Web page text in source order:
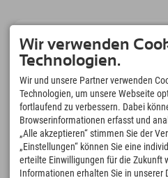
Upload Deiner #ExplorerMoments,
Explorer To Go mit Buchungsübersicht,
downloaden!
Zeit für Explorer Moments
166
Bergseen und Erlebnisbäder
Wir verwenden
Technologien.
Wir und unsere Partner verwenden
Technologien, um unsere Webseite
fortlaufend zu verbessern. Dabei
Browserinformationen erfasst und
„Alle akzeptieren“ stimmen Sie der
„Einstellungen“ können Sie eine
erteilte Einwilligungen für die Zukunft
Informationen erhalten Sie in unserer